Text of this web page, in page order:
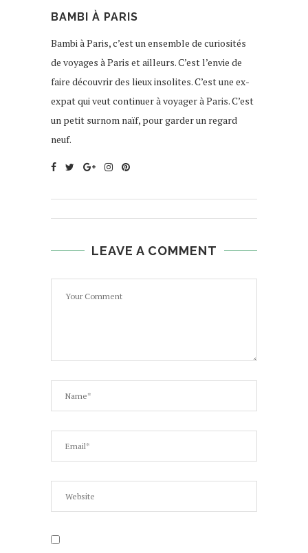
BAMBI À PARIS
Bambi à Paris, c’est un ensemble de curiosités
de voyages à Paris et ailleurs. C’est l’envie de
faire découvrir des lieux insolites. C’est une ex-
expat qui veut continuer à voyager à Paris. C’est
un petit surnom naïf, pour garder un regard
neuf.
LEAVE A COMMENT